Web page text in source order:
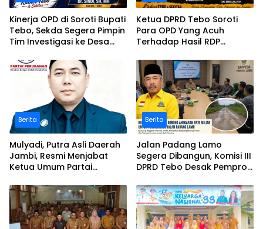
Kinerja OPD di Soroti Bupati
Tebo, Sekda Segera Pimpin
Tim Investigasi ke Desa
serumpun
Ketua DPRD Tebo Soroti
Para OPD Yang Acuh
Terhadap Hasil RDP
Pamuatan
Berita
Mulyadi, Putra Asli Daerah
Jambi, Resmi Menjabat
Ketua Umum Partai
Perwakilan ASEAN Partai
Perubahan di Malaysia
Berita
Jalan Padang Lamo
Segera Dibangun, Komisi III
DPRD Tebo Desak Pemprov
Anggaran Rp70 Miliar